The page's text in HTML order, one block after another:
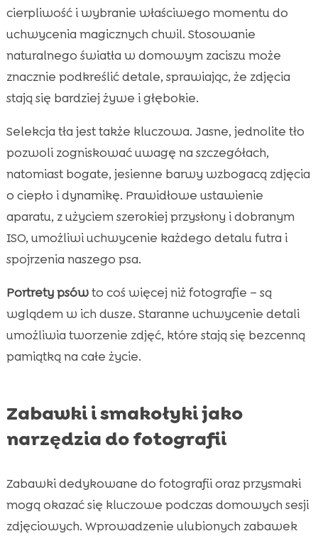
cierpliwość i wybranie właściwego momentu do
uchwycenia magicznych chwil. Stosowanie
naturalnego światła w domowym zaciszu może
znacznie podkreślić detale, sprawiając, że zdjęcia
stają się bardziej żywe i głębokie.
Selekcja tła jest także kluczowa. Jasne, jednolite tło
pozwoli zogniskować uwagę na szczegółach,
natomiast bogate, jesienne barwy wzbogacą zdjęcia
o ciepło i dynamikę. Prawidłowe ustawienie
aparatu, z użyciem szerokiej przysłony i dobranym
ISO, umożliwi uchwycenie każdego detalu futra i
spojrzenia naszego psa.
Portrety psówto coś więcej niż fotografie – są
wglądem w ich dusze. Staranne uchwycenie detali
umożliwia tworzenie zdjęć, które stają się bezcenną
pamiątką na całe życie.
Zabawki i smakołyki jako
narzędzia do fotografii
Zabawki dedykowane do fotografii oraz przysmaki
mogą okazać się kluczowe podczas domowych sesji
zdjęciowych. Wprowadzenie ulubionych zabawek